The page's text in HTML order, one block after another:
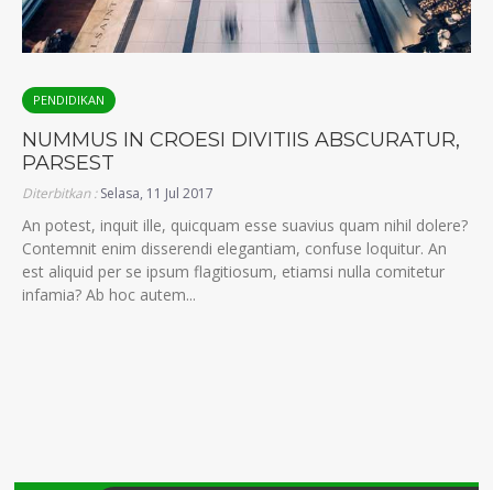
PENDIDIKAN
NUMMUS IN CROESI DIVITIIS ABSCURATUR,
PARSEST
Diterbitkan :Selasa, 11 Jul 2017
An potest, inquit ille, quicquam esse suavius quam nihil dolere?
Contemnit enim disserendi elegantiam, confuse loquitur. An
est aliquid per se ipsum flagitiosum, etiamsi nulla comitetur
infamia? Ab hoc autem...